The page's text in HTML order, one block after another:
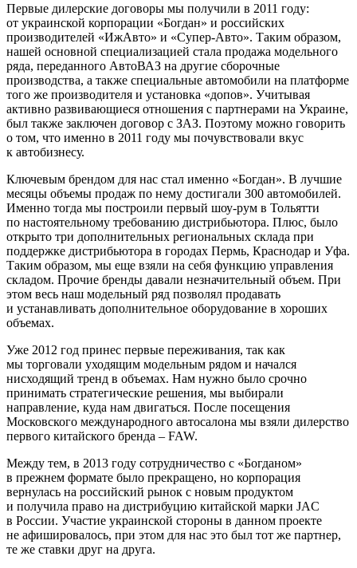
Первые дилерские договоры мы получили в 2011 году:
от украин­ской корпорации «Богдан» и российских
производителей «ИжАвто» и «Супер-Авто». Таким образом,
нашей основной специализацией стала продажа модельного
ряда, переданного АвтоВАЗ на другие сборочные
производства, а также специальные автомобили на платформе
того же производителя и установка «допов». Учитывая
активно развивающиеся отношения с партнерами на Украине,
был также заключен договор с ЗАЗ. Поэтому можно говорить
о том, что именно в 2011 году мы почувствовали вкус
к автобизнесу.
Ключевым брендом для нас стал именно «Богдан». В лучшие
месяцы объемы продаж по нему достигали 300 автомобилей.
Именно тогда мы построили первый шоу-рум в Тольятти
по настоятельному тре­бованию дистрибьютора. Плюс, было
открыто три дополнительных региональных склада при
поддержке дистрибьютора в городах Пермь, Краснодар и Уфа.
Таким образом, мы еще взяли на себя функ­цию управления
складом. Прочие бренды давали незначительный объем. При
этом весь наш модельный ряд позволял продавать
и устанавливать дополнительное оборудование в хороших
объемах.
Уже 2012 год принес первые переживания, так как
мы торговали уходящим модельным рядом и начался
нисходящий тренд в объе­мах. Нам нужно было срочно
принимать стратегические решения, мы выбирали
направление, куда нам двигаться. После посещения
Московского международного автосалона мы взяли дилерство
первого китайского бренда – FAW.
Между тем, в 2013 году сотрудничество с «Богданом»
в прежнем формате было прекращено, но корпорация
вернулась на россий­ский рынок с новым продуктом
и получила право на дистрибуцию китайской марки JAC
в России. Участие украинской стороны в дан­ном проекте
не афишировалось, при этом для нас это был тот же партнер,
те же ставки друг на друга.